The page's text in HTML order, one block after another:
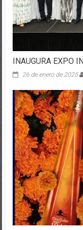
26 de enero de 2025
Brindemos con
Corazones